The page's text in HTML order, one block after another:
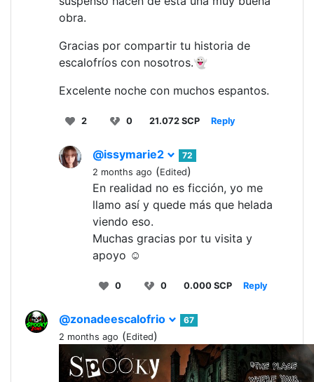
obra.
Gracias por compartir tu historia de
escalofríos con nosotros.👻
Excelente noche con muchos espantos.
2 0 21.072 SCP Reply
@issymarie2
72
2 months ago (Edited)
En realidad no es ficción, yo me
llamo así y quede más que helada
viendo eso.
Muchas gracias por tu visita y
apoyo ☺️
0 0 0.000 SCP Reply
@zonadeescalofrio
67
2 months ago (Edited)